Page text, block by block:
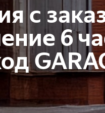
с
6